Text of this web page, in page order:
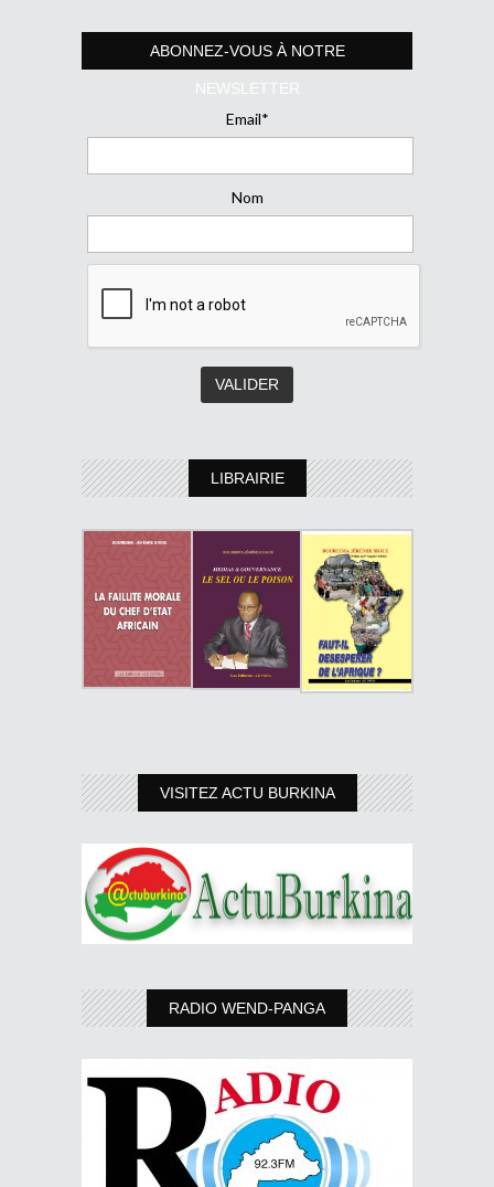
ABONNEZ-VOUS À NOTRE
NEWSLETTER
Email*
Nom
LIBRAIRIE
VISITEZ ACTU BURKINA
RADIO WEND-PANGA